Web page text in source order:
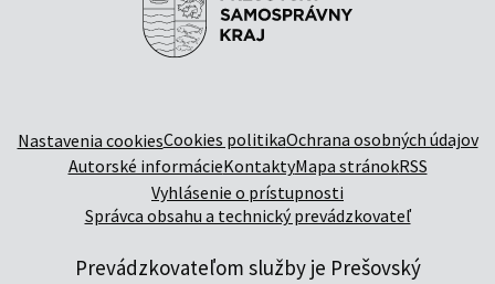
Nastavenia cookiesCookies politikaOchrana osobných údajov
Autorské informácieKontaktyMapa stránokRSS
Vyhlásenie o prístupnosti
Správca obsahu a technický prevádzkovateľ
Prevádzkovateľom služby je Prešovský